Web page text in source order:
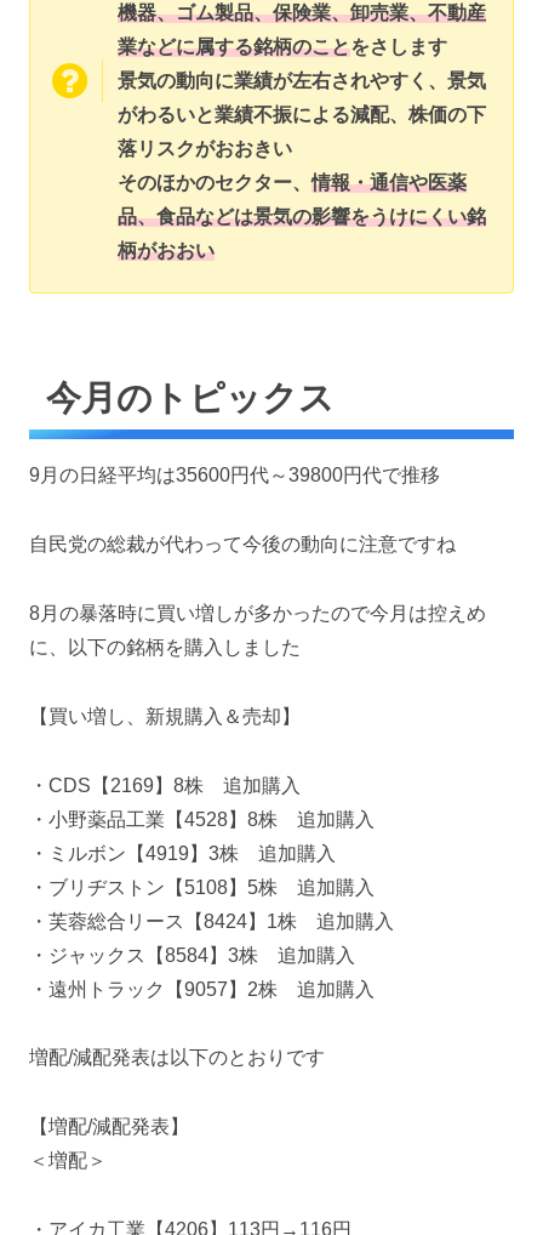
機器、ゴム製品、保険業、卸売業、不動産
業などに属する銘柄のことをさします
景気の動向に業績が左右されやすく、景気
がわるいと業績不振による減配、株価の下
落リスクがおおきい
そのほかのセクター、情報・通信や医薬
品、食品などは景気の影響をうけにくい銘
柄がおおい
今月のトピックス
9月の日経平均は35600円代～39800円代で推移
自民党の総裁が代わって今後の動向に注意ですね
8月の暴落時に買い増しが多かったので今月は控えめ
に、以下の銘柄を購入しました
【買い増し、新規購入＆売却】
・CDS【2169】8株 追加購入
・小野薬品工業【4528】8株 追加購入
・ミルボン【4919】3株 追加購入
・ブリヂストン【5108】5株 追加購入
・芙蓉総合リース【8424】1株 追加購入
・ジャックス【8584】3株 追加購入
・遠州トラック【9057】2株 追加購入
増配/減配発表は以下のとおりです
【増配/減配発表】
＜増配＞
・アイカ工業【4206】113円→116円